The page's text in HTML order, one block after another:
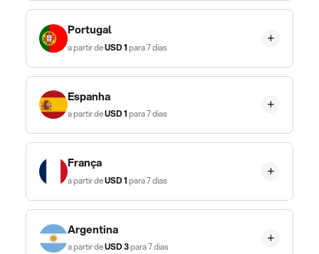
Portugal
a partir deUSD1para 7 dias
Espanha
a partir deUSD1para 7 dias
França
a partir deUSD1para 7 dias
Argentina
a partir deUSD3para 7 dias